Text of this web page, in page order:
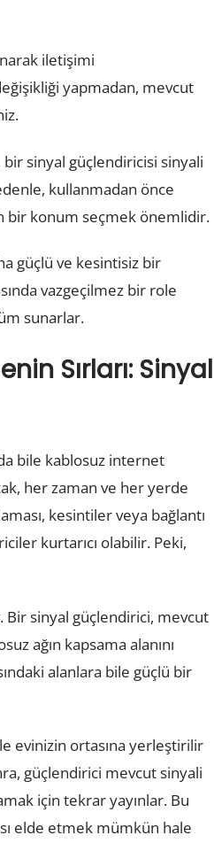
iletişimi
yapmadan, mevcut
bir sinyal güçlendiricisi sinyali
kullanmadan önce
bir konum seçmek önemlidir.
güçlü ve kesintisiz bir
vazgeçilmez bir role
sunarlar.
Sırları: Sinyal
bile kablosuz internet
her zaman ve her yerde
kesintiler veya bağlantı
kurtarıcı olabilir. Peki,
sinyal güçlendirici, mevcut
ağın kapsama alanını
alanlara bile güçlü bir
evinizin ortasına yerleştirilir
güçlendirici mevcut sinyali
için tekrar yayınlar. Bu
elde etmek mümkün hale